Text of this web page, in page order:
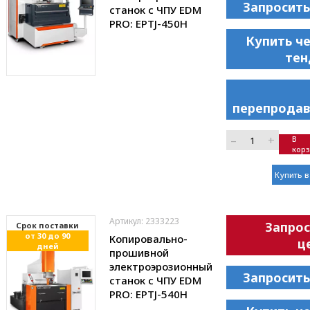
станок с ЧПУ EDM
PRO: EPTJ-450H
Купить
– +
В
Купить
Cрок поставки
от 30 до 90
дней
Артикул: 2333223
Копировально-
прошивной
электроэрозионный
станок с ЧПУ EDM
PRO: EPTJ-540H